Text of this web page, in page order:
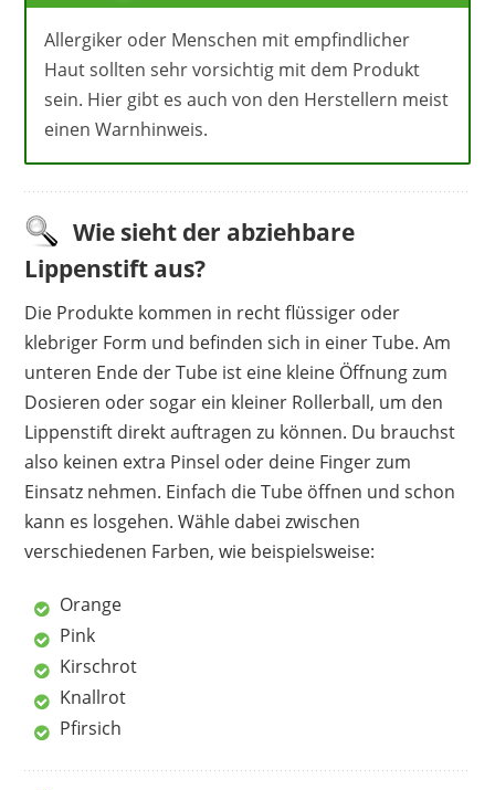
Allergiker oder Menschen mit empfindlicher
Haut sollten sehr vorsichtig mit dem Produkt
sein. Hier gibt es auch von den Herstellern meist
einen Warnhinweis.
Wie sieht der abziehbare
Lippenstift aus?
Die Produkte kommen in recht flüssiger oder
klebriger Form und befinden sich in einer Tube. Am
unteren Ende der Tube ist eine kleine Öffnung zum
Dosieren oder sogar ein kleiner Rollerball, um den
Lippenstift direkt auftragen zu können. Du brauchst
also keinen extra Pinsel oder deine Finger zum
Einsatz nehmen. Einfach die Tube öffnen und schon
kann es losgehen. Wähle dabei zwischen
verschiedenen Farben, wie beispielsweise:
Orange
Pink
Kirschrot
Knallrot
Pfirsich